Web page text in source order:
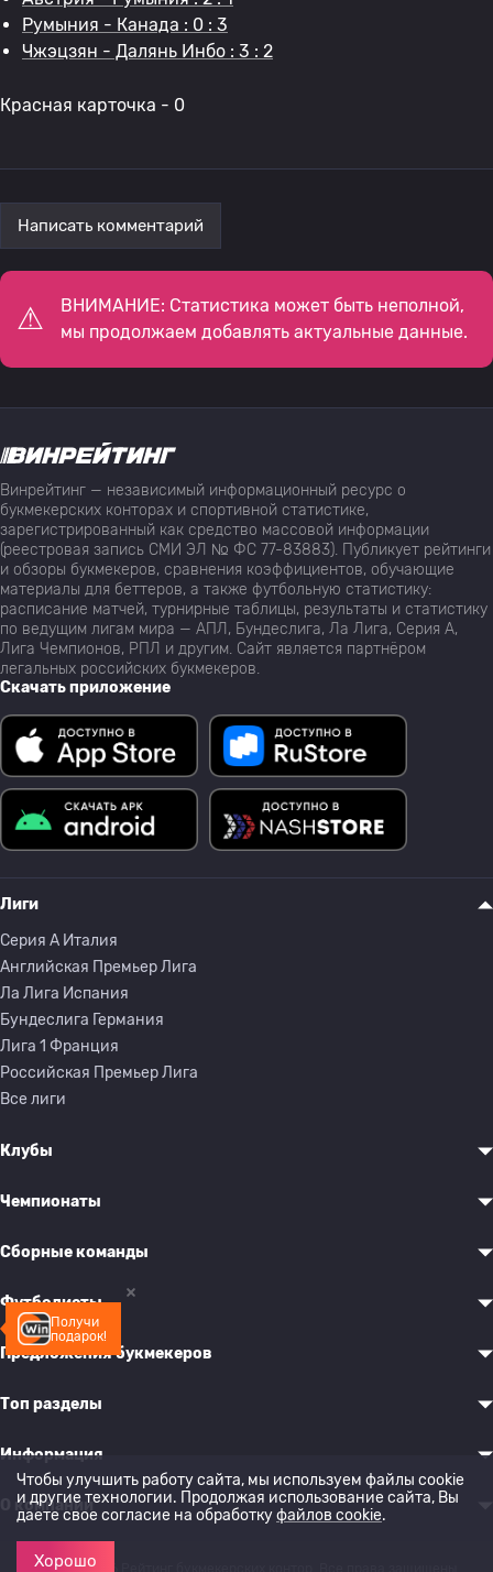
Румыния - Канада : 0 : 3
Чжэцзян - Далянь Инбо : 3 : 2
Красная карточка - 0
Написать комментарий
ВНИМАНИЕ: Статистика может быть неполной,
мы продолжаем добавлять актуальные данные.
Получи
подарок!
Винрейтинг — независимый информационный ресурс о
букмекерских конторах и спортивной статистике,
зарегистрированный как средство массовой информации
(реестровая запись СМИ ЭЛ № ФС 77-83883). Публикует рейтинги
и обзоры букмекеров, сравнения коэффициентов, обучающие
материалы для беттеров, а также футбольную статистику:
расписание матчей, турнирные таблицы, результаты и статистику
по ведущим лигам мира — АПЛ, Бундеслига, Ла Лига, Серия А,
Лига Чемпионов, РПЛ и другим. Сайт является партнёром
легальных российских букмекеров.
Скачать приложение
Лиги
Серия A Италия
Английская Премьер Лига
Ла Лига Испания
Бундеслига Германия
Лига 1 Франция
Российская Премьер Лига
Все лиги
Клубы
Чемпионаты
Сборные команды
Футболисты
Предложения букмекеров
Топ разделы
Информация
О компании
© 2022-2026 Рейтинг букмекерских контор. Все права защищены.
Чтобы улучшить работу сайта, мы используем файлы cookie
и другие технологии. Продолжая использование сайта, Вы
даете свое согласие на обработкуфайлов cookie.
Хорошо